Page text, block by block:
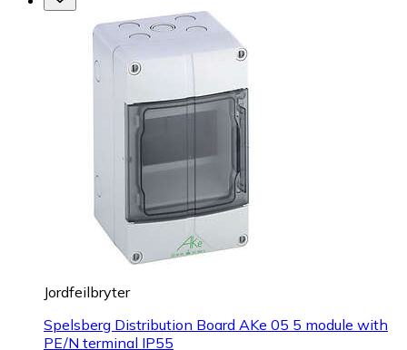
Jordfeilbryter
Spelsberg Distribution Board AKe 05 5 module with
PE/N terminal IP55